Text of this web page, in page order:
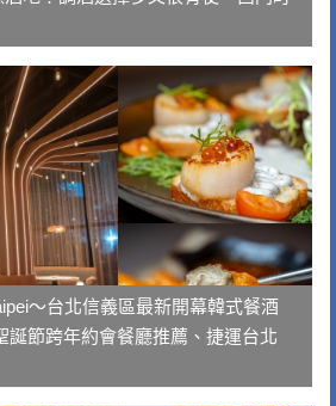
～台北信義區最新開幕韓式餐酒
誕節跨年約會餐廳推薦、捷運台北